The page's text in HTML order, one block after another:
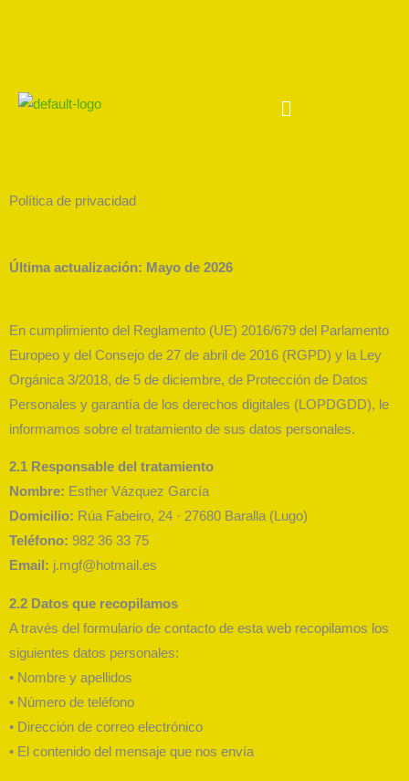
Main
Política de privacidad
Última actualización: Mayo de 2026
En cumplimiento del Reglamento (UE) 2016/679 del Parlamento
Europeo y del Consejo de 27 de abril de 2016 (RGPD) y la Ley
Orgánica 3/2018, de 5 de diciembre, de Protección de Datos
Personales y garantía de los derechos digitales (LOPDGDD), le
informamos sobre el tratamiento de sus datos personales.
2.1 Responsable del tratamiento
Nombre: Esther Vázquez García
Domicilio: Rúa Fabeiro, 24 · 27680 Baralla (Lugo)
Teléfono: 982 36 33 75
Email: j.mgf@hotmail.es
2.2 Datos que recopilamos
A través del formulario de contacto de esta web recopilamos los
siguientes datos personales:
• Nombre y apellidos
• Número de teléfono
• Dirección de correo electrónico
• El contenido del mensaje que nos envía